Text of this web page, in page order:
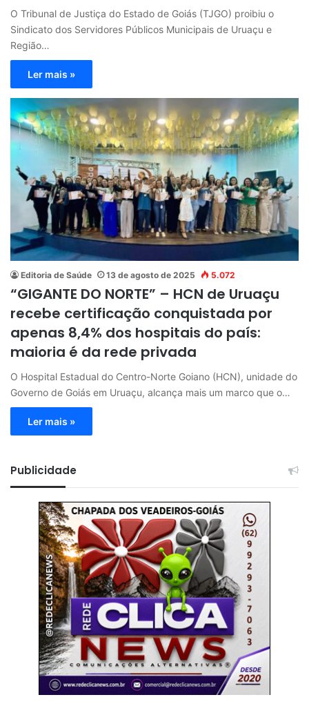
O Tribunal de Justiça do Estado de Goiás (TJGO) proibiu o
Sindicato dos Servidores Públicos Municipais de Uruaçu e
Região…
Ler mais »
Editoria de Saúde 13 de agosto de 2025 5.072
“GIGANTE DO NORTE” – HCN de Uruaçu
recebe certificação conquistada por
apenas 8,4% dos hospitais do país:
maioria é da rede privada
O Hospital Estadual do Centro-Norte Goiano (HCN), unidade do
Governo de Goiás em Uruaçu, alcança mais um marco que o…
Ler mais »
Publicidade